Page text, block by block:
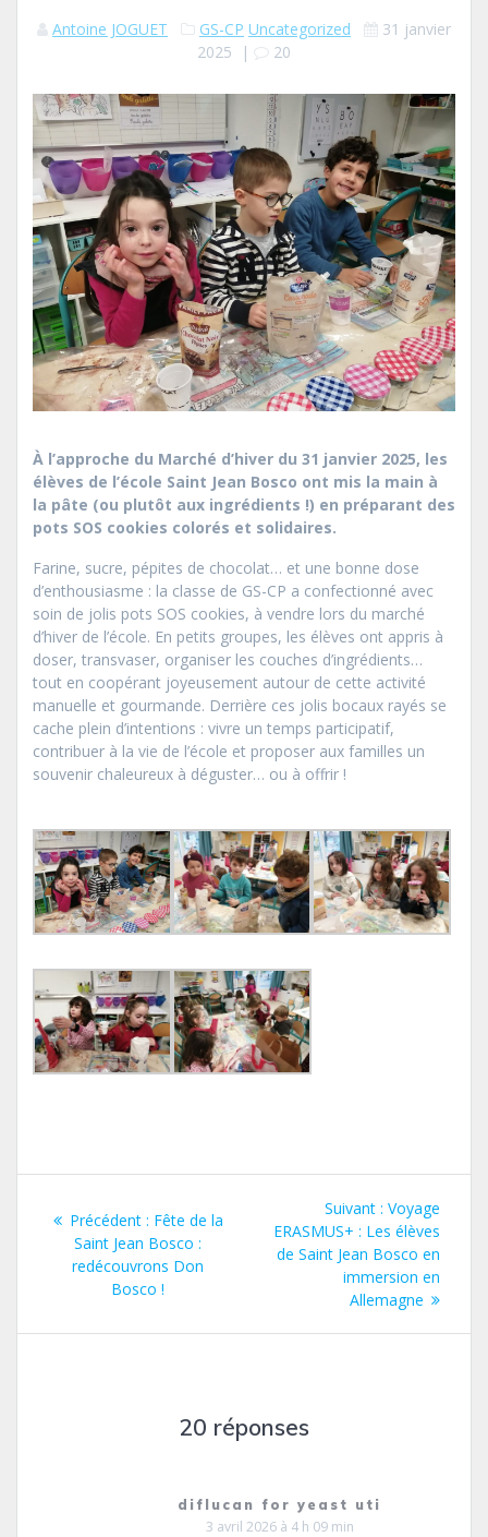
Antoine JOGUET GS-CP Uncategorized
31 janvier
2025 | 20
À l’approche du Marché d’hiver du 31 janvier 2025, les
élèves de l’école Saint Jean Bosco ont mis la main à
la pâte (ou plutôt aux ingrédients !) en préparant des
pots SOS cookies colorés et solidaires.
Farine, sucre, pépites de chocolat… et une bonne dose
d’enthousiasme : la classe de GS-CP a confectionné avec
soin de jolis pots SOS cookies, à vendre lors du marché
d’hiver de l’école. En petits groupes, les élèves ont appris à
doser, transvaser, organiser les couches d’ingrédients…
tout en coopérant joyeusement autour de cette activité
manuelle et gourmande. Derrière ces jolis bocaux rayés se
cache plein d’intentions : vivre un temps participatif,
contribuer à la vie de l’école et proposer aux familles un
souvenir chaleureux à déguster… ou à offrir !
de
l’article
Précédent : Article
précédent
:
Fête de la
Saint Jean Bosco :
redécouvrons Don
Bosco !
Suivant : Article
suivant
:
Voyage
ERASMUS+ : Les élèves
de Saint Jean Bosco en
immersion en
Allemagne
20 réponses
diflucan for yeast uti
3 avril 2026 à 4 h 09 min